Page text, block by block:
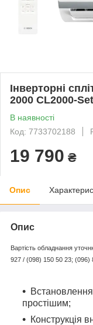
Інверторні
2000 CL2000-
В наявності
Код: 7733702188
19 790 ₴
Опис
Опис
Вартість обладнання
927 / (098) 150 50 23; (096)
простішим;
Конструкція